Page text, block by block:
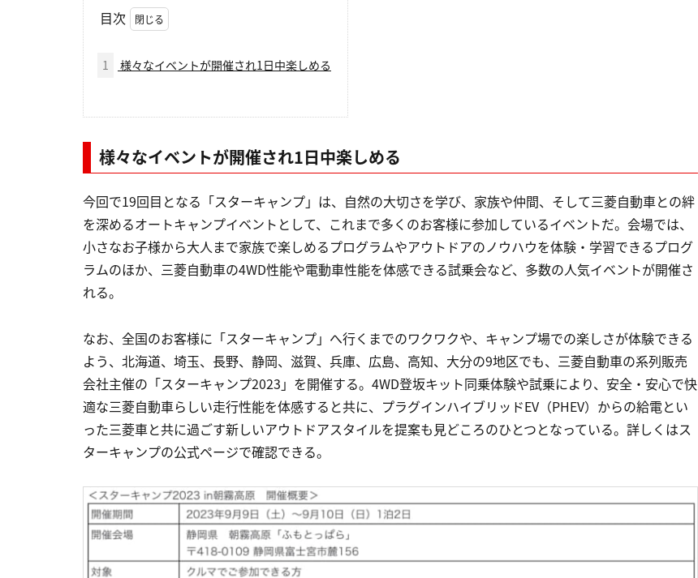
目次
1 様々なイベントが開催され1日中楽しめる
様々なイベントが開催され1日中楽しめる
今回で19回目となる「スターキャンプ」は、自然の大切さを学び、家族や仲間、そして三菱自動車との絆
を深めるオートキャンプイベントとして、これまで多くのお客様に参加しているイベントだ。会場では、
小さなお子様から大人まで家族で楽しめるプログラムやアウトドアのノウハウを体験・学習できるプログ
ラムのほか、三菱自動車の4WD性能や電動車性能を体感できる試乗会など、多数の人気イベントが開催さ
れる。
なお、全国のお客様に「スターキャンプ」へ行くまでのワクワクや、キャンプ場での楽しさが体験できる
よう、北海道、埼玉、長野、静岡、滋賀、兵庫、広島、高知、大分の9地区でも、三菱自動車の系列販売
会社主催の「スターキャンプ2023」を開催する。4WD登坂キット同乗体験や試乗により、安全・安心で快
適な三菱自動車らしい走行性能を体感すると共に、プラグインハイブリッドEV（PHEV）からの給電とい
った三菱車と共に過ごす新しいアウトドアスタイルを提案も見どころのひとつとなっている。詳しくはス
ターキャンプの公式ページで確認できる。